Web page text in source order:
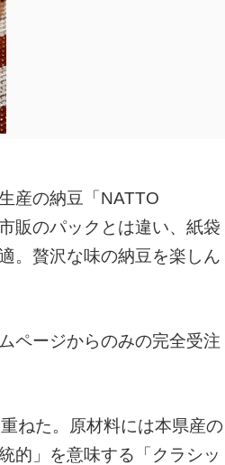
産の納豆「NATTO
販のパックとは違い、紙袋
。贅沢な味の納豆を楽しん
ページからのみの完全受注
ねた。原材料には本県産の
的」を意味する「クラシッ